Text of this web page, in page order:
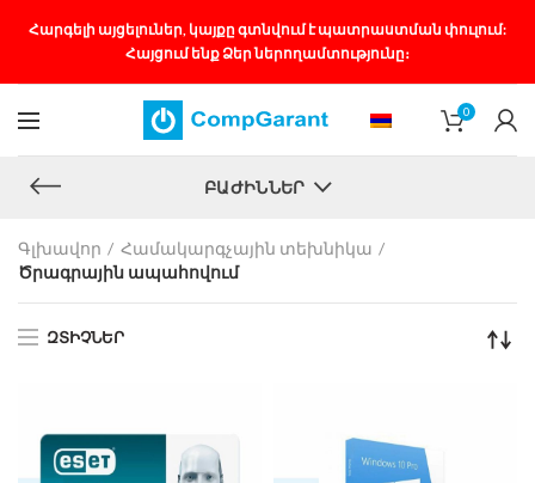
Հարգելի այցելուներ, կայքը գտնվում է պատրաստման փուլում:
Հայցում ենք Ձեր ներողամտությունը։
0
ԲԱԺԻՆՆԵՐ
Գլխավոր
Համակարգչային տեխնիկա
Ծրագրային ապահովում
ԶՏԻՉՆԵՐ